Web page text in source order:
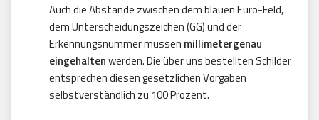
Auch die Abstände zwischen dem blauen Euro-Feld,
dem Unterscheidungszeichen (GG) und der
Erkennungsnummer müssen millimetergenau
eingehaltenwerden. Die über uns bestellten Schilder
entsprechen diesen gesetzlichen Vorgaben
selbstverständlich zu 100 Prozent.